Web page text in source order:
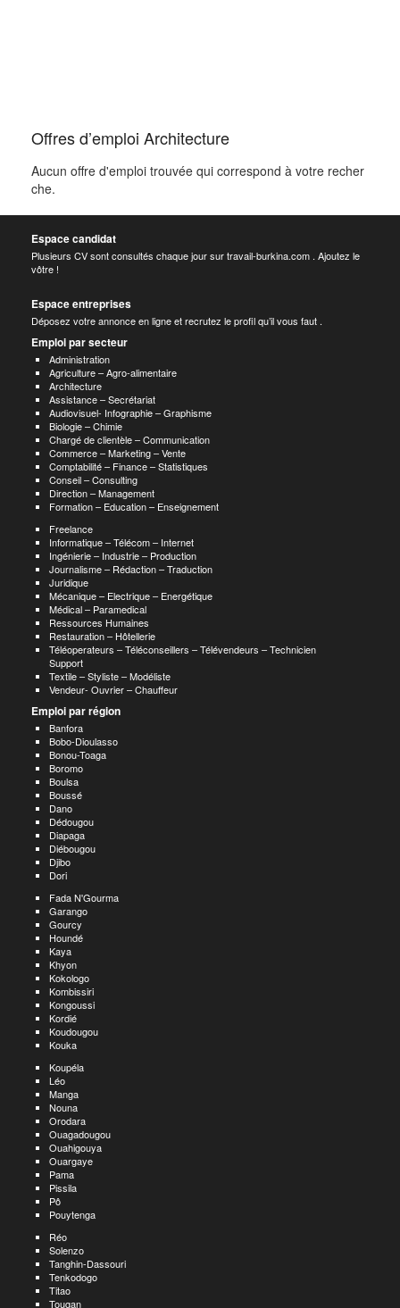
Offres d’emploi Architecture
Aucun offre d'emploi trouvée qui correspond à votre recher
che.
Espace candidat
Plusieurs CV sont consultés chaque jour sur travail-burkina.com . Ajoutez le
vôtre !
Espace entreprises
Déposez votre annonce en ligne et recrutez le profil qu’il vous faut .
Emploi par secteur
Administration
Agriculture – Agro-alimentaire
Architecture
Assistance – Secrétariat
Audiovisuel- Infographie – Graphisme
Biologie – Chimie
Chargé de clientèle – Communication
Commerce – Marketing – Vente
Comptabilité – Finance – Statistiques
Conseil – Consulting
Direction – Management
Formation – Education – Enseignement
Freelance
Informatique – Télécom – Internet
Ingénierie – Industrie – Production
Journalisme – Rédaction – Traduction
Juridique
Mécanique – Electrique – Energétique
Médical – Paramedical
Ressources Humaines
Restauration – Hôtellerie
Téléoperateurs – Téléconseillers – Télévendeurs – Technicien
Support
Textile – Styliste – Modéliste
Vendeur- Ouvrier – Chauffeur
Emploi par région
Banfora
Bobo-Dioulasso
Bonou-Toaga
Boromo
Boulsa
Boussé
Dano
Dédougou
Diapaga
Diébougou
Djibo
Dori
Fada N'Gourma
Garango
Gourcy
Houndé
Kaya
Khyon
Kokologo
Kombissiri
Kongoussi
Kordié
Koudougou
Kouka
Koupéla
Léo
Manga
Nouna
Orodara
Ouagadougou
Ouahigouya
Ouargaye
Pama
Pissila
Pô
Pouytenga
Réo
Solenzo
Tanghin-Dassouri
Tenkodogo
Titao
Tougan